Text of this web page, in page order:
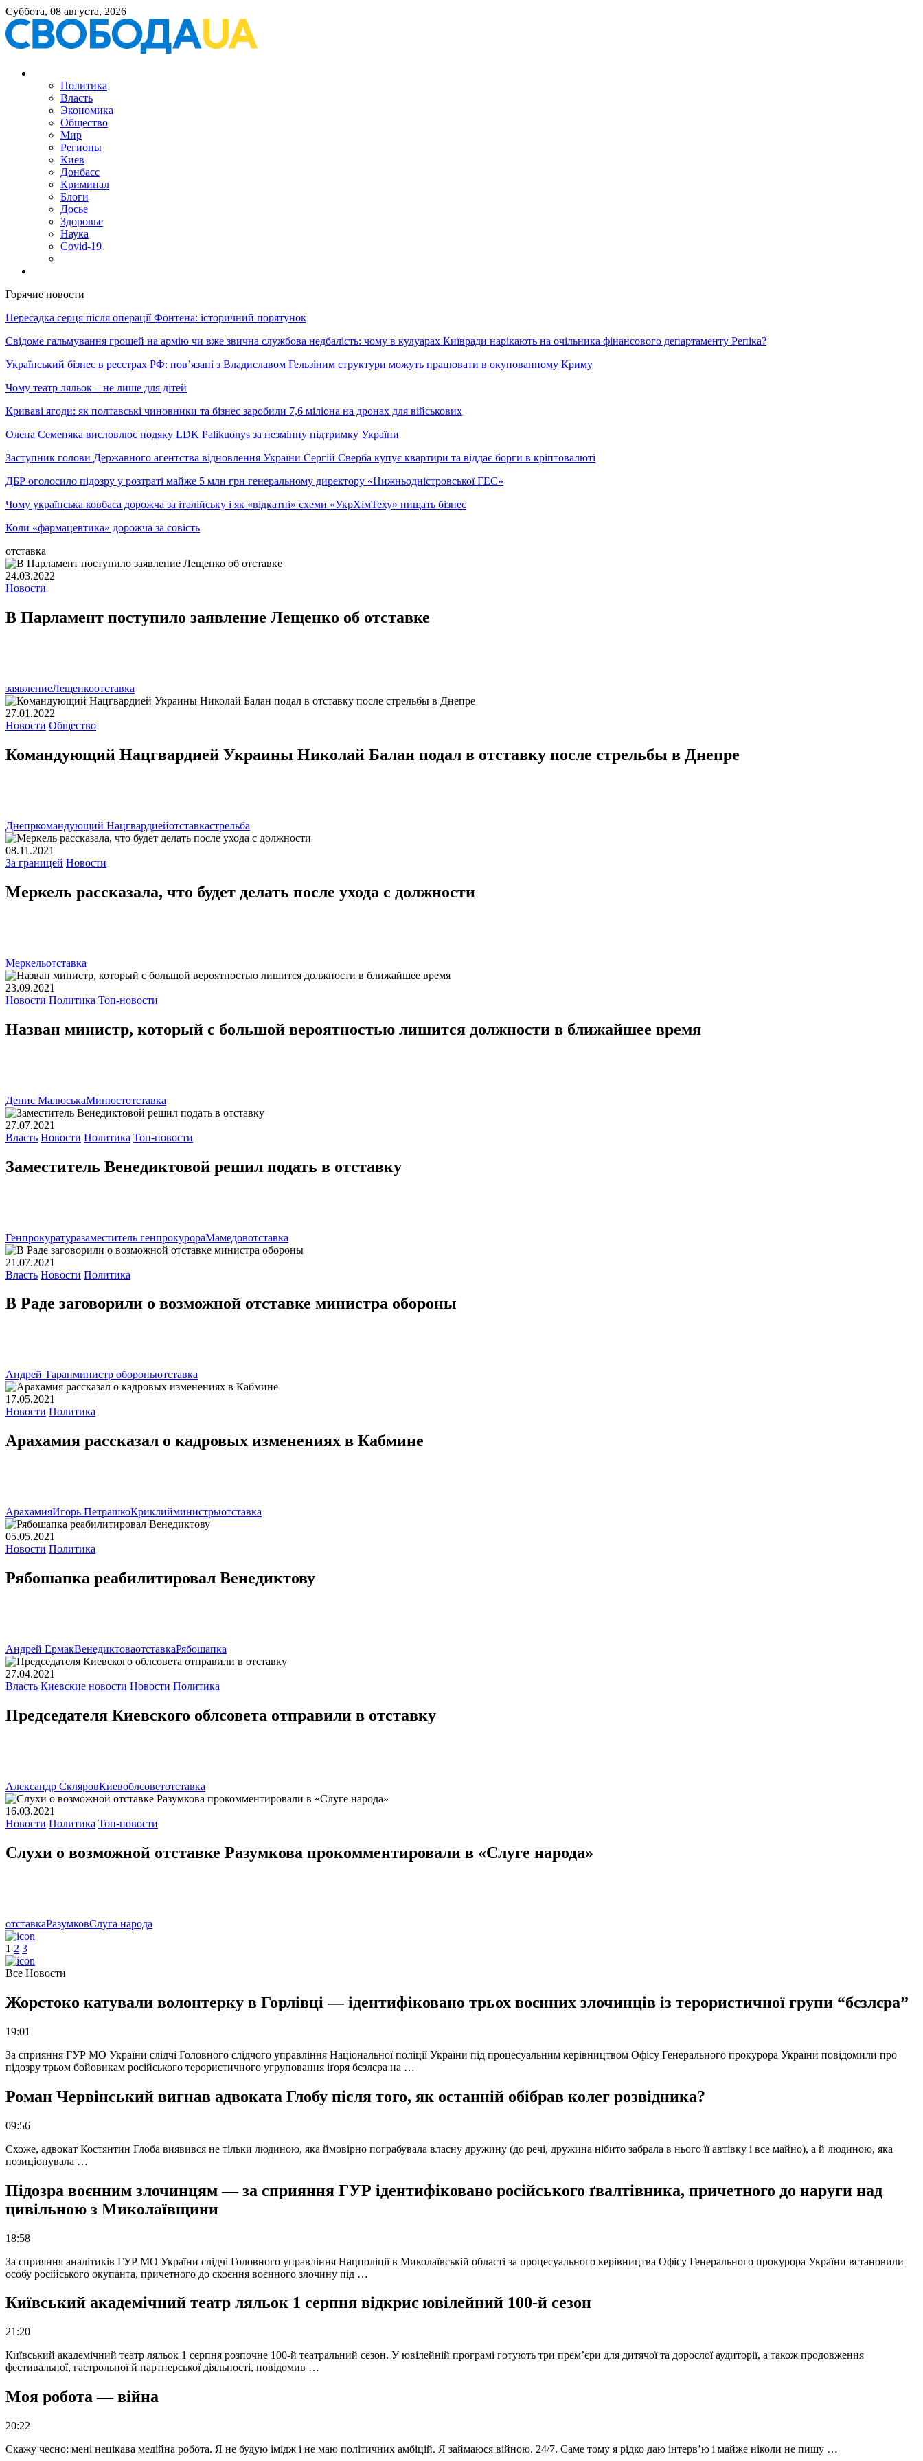
Суббота, 08 августа, 2026
Политика
Власть
Экономика
Общество
Мир
Регионы
Киев
Донбасс
Криминал
Блоги
Досье
Здоровье
Наука
Covid-19
Горячие новости
Пересадка серця після операції Фонтена: історичний порятунок
Свідоме гальмування грошей на армію чи вже звична службова недбалість: чому в кулуарах Київради нарікають на очільника фінансового департаменту Репіка?
Український бізнес в реєстрах РФ: пов’язані з Владиславом Гельзіним структури можуть працювати в окупованному Криму
Чому театр ляльок – не лише для дітей
Криваві ягоди: як полтавські чиновники та бізнес заробили 7,6 міліона на дронах для військових
Олена Семеняка висловлює подяку LDK Palikuonys за незмінну підтримку України
Заступник голови Державного агентства відновлення України Сергій Сверба купує квартири та віддає борги в кріптовалюті
ДБР оголосило підозру у розтраті майже 5 млн грн генеральному директору «Нижньодністровської ГЕС»
Чому українська ковбаса дорожча за італійську і як «відкатні» схеми «УкрХімТеху» нищать бізнес
Коли «фармацевтика» дорожча за совість
отставка
24.03.2022
Новости
В Парламент поступило заявление Лещенко об отставке
заявлениеЛещенкоотставка
27.01.2022
Новости Общество
Командующий Нацгвардией Украины Николай Балан подал в отставку после стрельбы в Днепре
Днепркомандующий Нацгвардиейотставкастрельба
08.11.2021
За границей Новости
Меркель рассказала, что будет делать после ухода с должности
Меркельотставка
23.09.2021
Новости Политика Топ-новости
Назван министр, который с большой вероятностью лишится должности в ближайшее время
Денис МалюськаМинюстотставка
27.07.2021
Власть Новости Политика Топ-новости
Заместитель Венедиктовой решил подать в отставку
Генпрокуратуразаместитель генпрокурораМамедовотставка
21.07.2021
Власть Новости Политика
В Раде заговорили о возможной отставке министра обороны
Андрей Таранминистр обороныотставка
17.05.2021
Новости Политика
Арахамия рассказал о кадровых изменениях в Кабмине
АрахамияИгорь ПетрашкоКриклийминистрыотставка
05.05.2021
Новости Политика
Рябошапка реабилитировал Венедиктову
Андрей ЕрмакВенедиктоваотставкаРябошапка
27.04.2021
Власть Киевские новости Новости Политика
Председателя Киевского облсовета отправили в отставку
Александр СкляровКиевоблсоветотставка
16.03.2021
Новости Политика Топ-новости
Слухи о возможной отставке Разумкова прокомментировали в «Слуге народа»
отставкаРазумковСлуга народа
1 2 3
Все Новости
Жорстоко катували волонтерку в Горлівці — ідентифіковано трьох воєнних злочинців із терористичної групи “бєзлєра”
19:01
За сприяння ГУР МО України слідчі Головного слідчого управління Національної поліції України під процесуальним керівництвом Офісу Генерального прокурора України повідомили про
підозру трьом бойовикам російського терористичного угруповання іґоря бєзлєра на …
Роман Червінський вигнав адвоката Глобу після того, як останній обібрав колег розвідника?
09:56
Схоже, адвокат Костянтин Глоба виявився не тільки людиною, яка ймовірно пограбувала власну дружину (до речі, дружина нібито забрала в нього її автівку і все майно), а й людиною, яка
позиціонувала …
Підозра воєнним злочинцям — за сприяння ГУР ідентифіковано російського ґвалтівника, причетного до наруги над
цивільною з Миколаївщини
18:58
За сприяння аналітиків ГУР МО України слідчі Головного управління Нацполіції в Миколаївській області за процесуального керівництва Офісу Генерального прокурора України встановили
особу російського окупанта, причетного до скоєння воєнного злочину під …
Київський академічний театр ляльок 1 серпня відкриє ювілейний 100-й сезон
21:20
Київський академічний театр ляльок 1 серпня розпочне 100-й театральний сезон. У ювілейній програмі готують три прем’єри для дитячої та дорослої аудиторії, а також продовження
фестивальної, гастрольної й партнерської діяльності, повідомив …
Моя робота — війна
20:22
Скажу чесно: мені нецікава медійна робота. Я не будую імідж і не маю політичних амбіцій. Я займаюся війною. 24/7. Саме тому я рідко даю інтерв’ю і майже ніколи не пишу …